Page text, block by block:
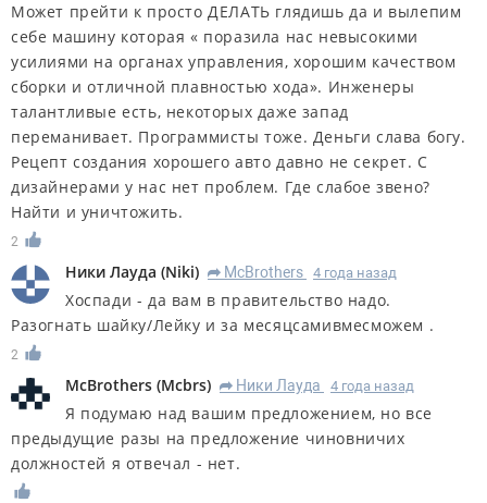
Может прейти к просто ДЕЛАТЬ глядишь да и вылепим
себе машину которая « поразила нас невысокими
усилиями на органах управления, хорошим качеством
сборки и отличной плавностью хода». Инженеры
талантливые есть, некоторых даже запад
переманивает. Программисты тоже. Деньги слава богу.
Рецепт создания хорошего авто давно не секрет. С
дизайнерами у нас нет проблем. Где слабое звено?
Найти и уничтожить.
2
Ники Лауда (Niki) R McBrothers 4 года назад
Хоспади - да вам в правительство надо.
Разогнать шайку/Лейку и за месяцсамивмесможем .
2
McBrothers (Mcbrs) R Ники Лауда 4 года назад
Я подумаю над вашим предложением, но все
предыдущие разы на предложение чиновничих
должностей я отвечал - нет.